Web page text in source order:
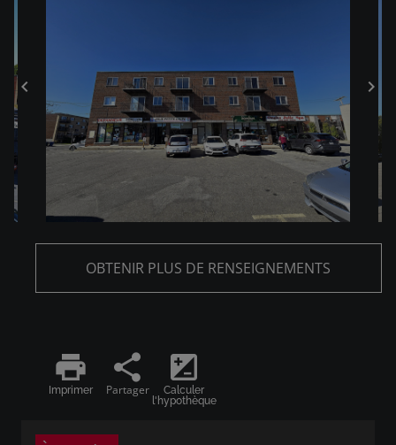
chevron_left chevron_right
OBTENIR PLUS DE RENSEIGNEMENTS
print
Imprimer
share
Partager
iso
Calculer
l'hypothèque